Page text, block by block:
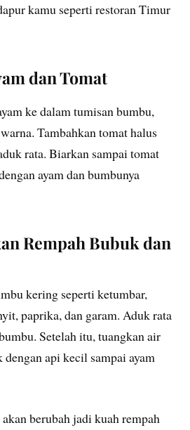
kamu seperti restoran Timur
dan Tomat
ke dalam tumisan bumbu,
Tambahkan tomat halus
rata. Biarkan sampai tomat
ayam dan bumbunya
Rempah Bubuk dan
kering seperti ketumbar,
paprika, dan garam. Aduk rata
Setelah itu, tuangkan air
api kecil sampai ayam
berubah jadi kuah rempah